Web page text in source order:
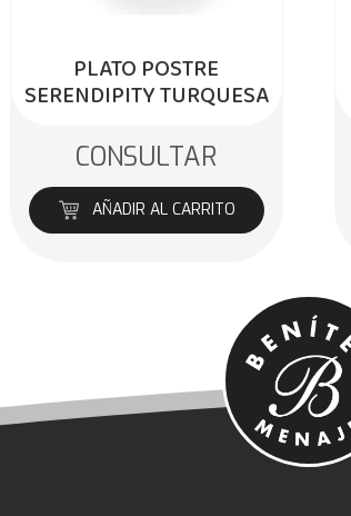
PLATO POSTRE
SERENDIPITY TURQUESA
CONSULTAR
AÑADIR AL CARRITO